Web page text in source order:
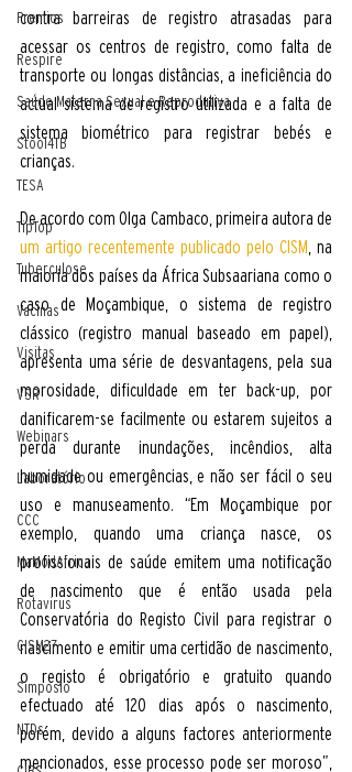
Premios
Respire
Saúde Materna Sexual e Reprodutiva
Stool4TB
TESA
TipTop
Tuberculose
Vacinas
Visitas
VSR
Webinars
Laboratório
CCC
MaModAfrica
Rotavirus
CISM27
Simposio
NTDs
contra barreiras de registro atrasadas para
acessar os centros de registro, como falta de
transporte ou longas distâncias, a ineficiência do
actual sistema de registro utilizada e a falta de
sistema biométrico para registrar bebés e
crianças.
um artigo recentemente publicado pelo CISM , na
maioria dos países da África Subsaariana como o
caso de Moçambique, o sistema de registro
clássico (registro manual baseado em papel),
apresenta uma série de desvantagens, pela sua
morosidade, dificuldade em ter back-up, por
danificarem-se facilmente ou estarem sujeitos a
perda durante inundações, incêndios, alta
humidade ou emergências, e não ser fácil o seu
uso e manuseamento. “Em Moçambique por
exemplo, quando uma criança nasce, os
profissionais de saúde emitem uma notificação
de nascimento que é então usada pela
Conservatória do Registo Civil para registrar o
nascimento e emitir uma certidão de nascimento,
o registo é obrigatório e gratuito quando
efectuado até 120 dias após o nascimento,
porém, devido a alguns factores anteriormente
mencionados, esse processo pode ser moroso”,